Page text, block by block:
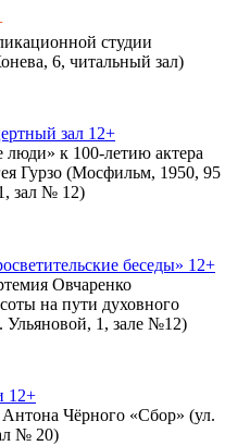
студии
6, читальный зал)
зал 12+
к 100-летию актера
Гурзо (Мосфильм, 1950, 95
зал № 12)
беседы» 12+
Овчаренко
на пути духовного
1, зале №12)
12+
Чёрного «Сбор» (ул.
№ 20)